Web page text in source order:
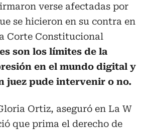
verse afectadas por
se hicieron en su contra en
Corte Constitucional
son los límites de la
en el mundo digital y
juez pude intervenir o no.
Ortiz, aseguró en La W
que prima el derecho de